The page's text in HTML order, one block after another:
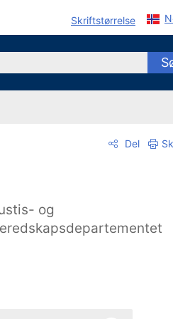
Skriftstørrelse
Del
og